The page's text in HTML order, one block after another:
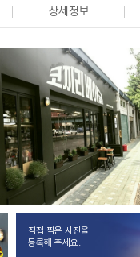
상세정보
직접 찍은 사진을
등록해 주세요.